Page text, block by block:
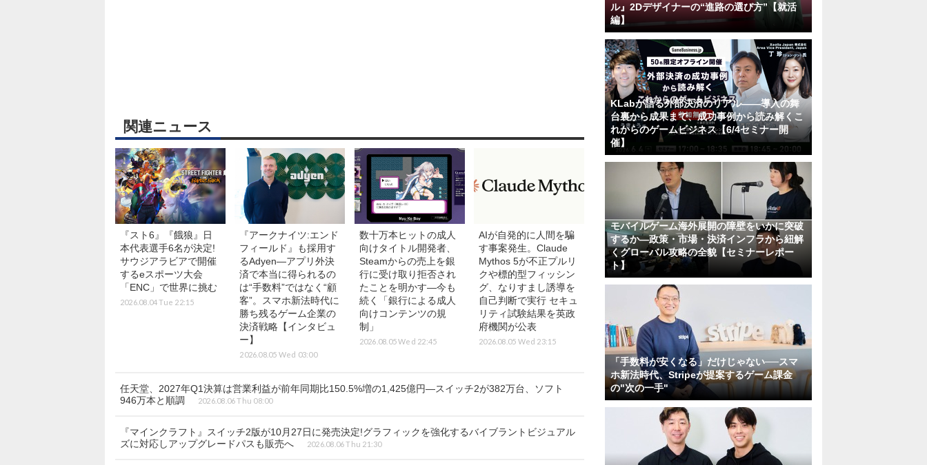
関連ニュース
『スト6』『餓狼』日
本代表選手6名が決定!
サウジアラビアで開催
するeスポーツ大会
「ENC」で世界に挑む
2026.08.04 Tue 22:15
『アークナイツ:エンド
フィールド』も採用す
るAdyen―アプリ外決
済で本当に得られるの
は“手数料”ではなく“顧
客”。スマホ新法時代に
勝ち残るゲーム企業の
決済戦略【インタビュ
ー】
2026.08.05 Wed 03:00
数十万本ヒットの成人
向けタイトル開発者、
Steamからの売上を銀
行に受け取り拒否され
たことを明かす―今も
続く「銀行による成人
向けコンテンツの規
制」
2026.08.05 Wed 22:45
AIが自発的に人間を騙
す事案発生。Claude
Mythos 5が不正プルリ
クや標的型フィッシン
グ、なりすまし誘導を
自己判断で実行 セキュ
リティ試験結果を英政
府機関が公表
2026.08.05 Wed 23:15
任天堂、2027年Q1決算は営業利益が前年同期比150.5%増の1,425億円―スイッチ2が382万台、ソフト
946万本と順調
2026.08.06 Thu 08:00
『マインクラフト』スイッチ2版が10月27日に発売決定!グラフィックを強化するバイブラントビジュアル
ズに対応しアップグレードパスも販売へ
2026.08.06 Thu 21:30
ル』2Dデザイナーの“進路の選び方”【就活
編】
KLabが語る外部決済のリアル――導入の舞
台裏から成果まで、成功事例から読み解くこ
れからのゲームビジネス【6/4セミナー開
催】
モバイルゲーム海外展開の障壁をいかに突破
するか―政策・市場・決済インフラから紐解
くグローバル攻略の全貌【セミナーレポー
ト】
「手数料が安くなる」だけじゃない──スマ
ホ新法時代、Stripeが提案するゲーム課金
の"次の一手"